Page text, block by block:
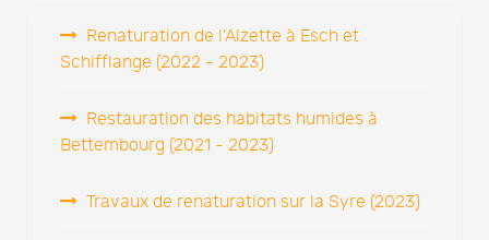
Renaturation de l’Alzette à Esch et
Schifflange (2022 - 2023)
Restauration des habitats humides à
Bettembourg (2021 - 2023)
Travaux de renaturation sur la Syre (2023)